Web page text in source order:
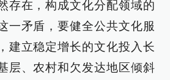
存在，构成文化分配领域的
一矛盾，要健全公共文化服
建立稳定增长的文化投入长
层、农村和欠发达地区倾斜